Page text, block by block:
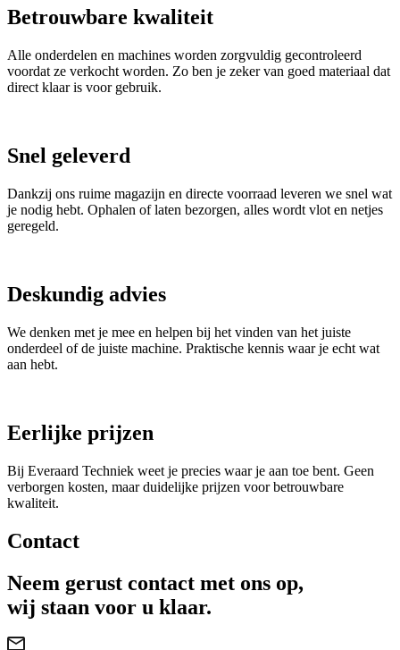
Betrouwbare kwaliteit
Alle onderdelen en machines worden zorgvuldig gecontroleerd
voordat ze verkocht worden. Zo ben je zeker van goed materiaal dat
direct klaar is voor gebruik.
Snel geleverd
Dankzij ons ruime magazijn en directe voorraad leveren we snel wat
je nodig hebt. Ophalen of laten bezorgen, alles wordt vlot en netjes
geregeld.
Deskundig advies
We denken met je mee en helpen bij het vinden van het juiste
onderdeel of de juiste machine. Praktische kennis waar je echt wat
aan hebt.
Eerlijke prijzen
Bij Everaard Techniek weet je precies waar je aan toe bent. Geen
verborgen kosten, maar duidelijke prijzen voor betrouwbare
kwaliteit.
Contact
Neem gerust contact met ons op,
wij staan voor u klaar.